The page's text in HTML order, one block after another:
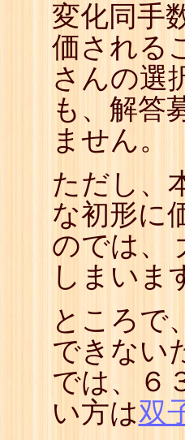
変化同手
価される
さんの選
も、解答
ません。
ただし、
な初形に
のでは、
しまいま
ところで
できない
では、６
い方は双